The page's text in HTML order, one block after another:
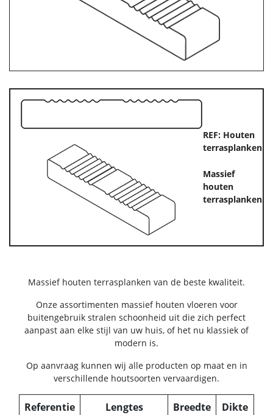
REF: Houten
terrasplanken
Massief
houten
terrasplanken.
Massief houten terrasplanken van de beste kwaliteit.
Onze assortimenten massief houten vloeren voor
buitengebruik stralen schoonheid uit die zich perfect
aanpast aan elke stijl van uw huis, of het nu klassiek of
modern is.
Op aanvraag kunnen wij alle producten op maat en in
verschillende houtsoorten vervaardigen.
Referentie Lengtes Breedte
Dikte